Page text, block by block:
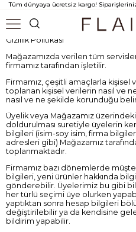
Tüm dünyaya ücretsiz kargo!
Gizlilik Politikası
Mağazamızda verilen tüm
firmamız tarafından işletilir.
Firmamız, çeşitli amaçlarla kişisel
toplanan kişisel verilerin nasıl ve
nasıl ve ne şekilde korunduğu
Üyelik veya Mağazamız
doldurulması suretiyle üyelerin
bilgileri (isim-soy isim, firma
adresleri gibi) Mağazamız
toplanmaktadır.
Firmamız bazı dönemlerde
bilgileri, yeni ürünler hakkında
gönderebilir. Üyelerimiz bu gibi
her türlü seçimi üye olurken
yaptıktan sonra hesap bilgileri
değiştirilebilir ya da kendisine
bildirim yapabilir.